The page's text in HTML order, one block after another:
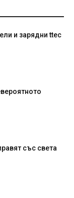
и зарядни ttec
със света